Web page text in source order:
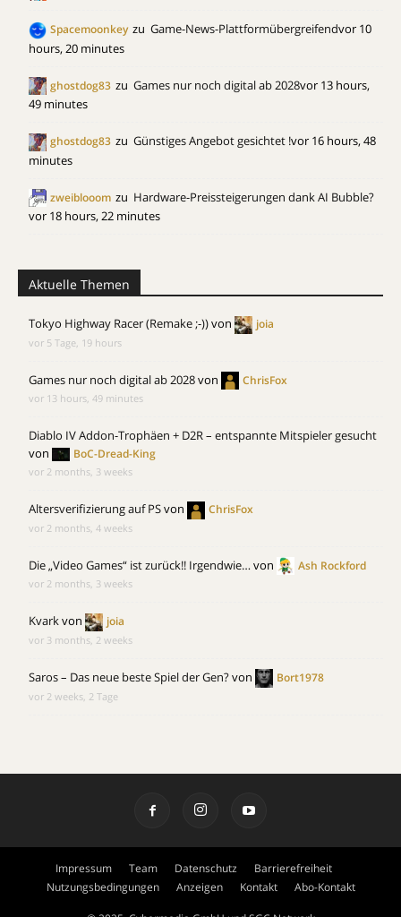
Spacemoonkey zu Game-News-Plattformübergreifendvor 10
hours, 20 minutes
ghostdog83 zu Games nur noch digital ab 2028vor 13 hours,
49 minutes
ghostdog83 zu Günstiges Angebot gesichtet !vor 16 hours, 48
minutes
zweiblooom zu Hardware-Preissteigerungen dank AI Bubble?
vor 18 hours, 22 minutes
Aktuelle Themen
Tokyo Highway Racer (Remake ;-))von joia
vor 5 Tage, 19 hours
Games nur noch digital ab 2028von ChrisFox
vor 13 hours, 49 minutes
Diablo IV Addon-Trophäen + D2R – entspannte Mitspieler gesucht
von
BoC-Dread-King
vor 2 months, 3 weeks
Altersverifizierung auf PSvon ChrisFox
vor 2 months, 4 weeks
Die „Video Games“ ist zurück!! Irgendwie…von Ash Rockford
vor 2 months, 3 weeks
Kvarkvon joia
vor 3 months, 2 weeks
Saros – Das neue beste Spiel der Gen?von Bort1978
vor 2 weeks, 2 Tage
Impressum Team Datenschutz
Barrierefreiheit
Nutzungsbedingungen
Anzeigen Kontakt Abo-Kontakt